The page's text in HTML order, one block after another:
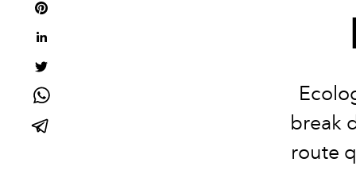
break
route